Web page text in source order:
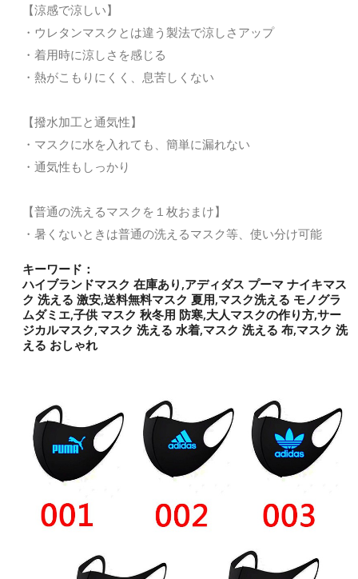
【涼感で涼しい】
・ウレタンマスクとは違う製法で涼しさアップ
・着用時に涼しさを感じる
・熱がこもりにくく、息苦しくない
【撥水加工と通気性】
・マスクに水を入れても、簡単に漏れない
・通気性もしっかり
【普通の洗えるマスクを１枚おまけ】
・暑くないときは普通の洗えるマスク等、使い分け可能
キーワード：
ハイブランドマスク 在庫あり,アディダス プーマ ナイキマス
ク 洗える 激安,送料無料マスク 夏用,マスク洗える モノグラ
ムダミエ,子供 マスク 秋冬用 防寒,大人マスクの作り方,サー
ジカルマスク,マスク 洗える 水着,マスク 洗える 布,マスク 洗
える おしゃれ